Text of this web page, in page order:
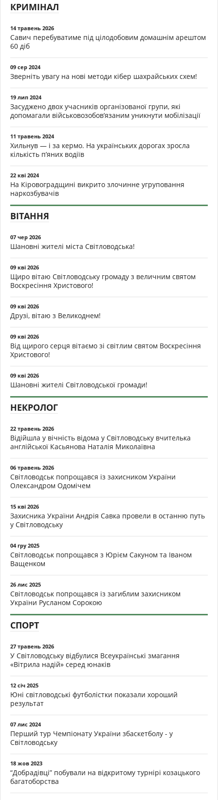
КРИМІНАЛ
14 травень 2026
Савич перебуватиме під цілодобовим домашнім арештом
60 діб
09 сер 2024
Зверніть увагу на нові методи кібер шахрайських схем!
19 лип 2024
Засуджено двох учасників організованої групи, які
допомагали військовозобов’язаним уникнути мобілізації
11 травень 2024
Хильнув — і за кермо. На українських дорогах зросла
кількість п’яних водіїв
22 кві 2024
На Кіровоградщині викрито злочинне угруповання
наркозбувачів
ВІТАННЯ
07 чер 2026
Шановні жителі міста Світловодська!
09 кві 2026
Щиро вітаю Світловодську громаду з величним святом
Воскресіння Христового!
09 кві 2026
Друзі, вітаю з Великоднем!
09 кві 2026
Від щирого серця вітаємо зі світлим святом Воскресіння
Христового!
09 кві 2026
Шановні жителі Світловодської громади!
НЕКРОЛОГ
22 травень 2026
Відійшла у вічність відома у Світловодську вчителька
англійської Касьянова Наталія Миколаївна
06 травень 2026
Світловодськ попрощався із захисником України
Олександром Одомічем
15 кві 2026
Захисника України Андрія Савка провели в останню путь
у Світловодську
04 гру 2025
Світловодськ попрощався з Юрієм Сакуном та Іваном
Ващенком
26 лис 2025
Світловодськ попрощався із загиблим захисником
України Русланом Сорокою
СПОРТ
27 травень 2026
У Світловодську відбулися Всеукраїнські змагання
«Вітрила надій» серед юнаків
12 січ 2025
Юні світловодські футболістки показали хороший
результат
07 лис 2024
Перший тур Чемпіонату України збаскетболу - у
Світловодську
18 жов 2023
“Добрадівці” побували на відкритому турнірі козацького
багатоборства